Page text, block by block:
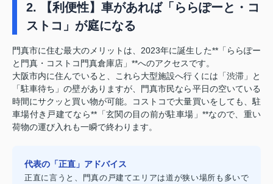
2. 【利便性】車があれば「ららぽーと・コ
ストコ」が庭になる
門真市に住む最大のメリットは、2023年に誕生した**「ららぽー
と門真・コストコ門真倉庫店」**へのアクセスです。
大阪市内に住んでいると、これら大型施設へ行くには「渋滞」と
「駐車待ち」の壁がありますが、門真市民なら平日の空いている
時間にサクッと買い物が可能。コストコで大量買いをしても、駐
車場付き戸建てなら**「玄関の目の前が駐車場」**なので、重い
荷物の運び入れも一瞬で終わります。
代表の「正直」アドバイス
正直に言うと、門真の戸建てエリアは道が狭い場所も多いで